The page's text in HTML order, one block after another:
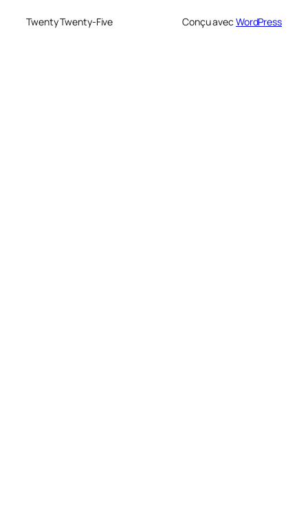
Twenty Twenty-Five Conçu avec WordPress